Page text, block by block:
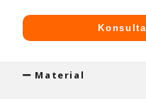
Material